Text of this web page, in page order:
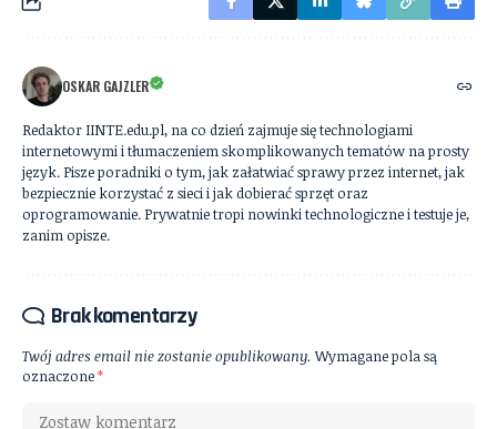
OSKAR GAJZLER
Redaktor IINTE.edu.pl, na co dzień zajmuje się technologiami
internetowymi i tłumaczeniem skomplikowanych tematów na prosty
język. Pisze poradniki o tym, jak załatwiać sprawy przez internet, jak
bezpiecznie korzystać z sieci i jak dobierać sprzęt oraz
oprogramowanie. Prywatnie tropi nowinki technologiczne i testuje je,
zanim opisze.
Brak komentarzy
Twój adres email nie zostanie opublikowany. Wymagane pola są
oznaczone*